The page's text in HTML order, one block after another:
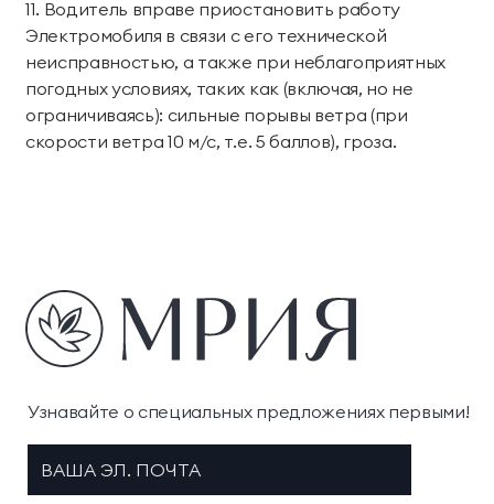
11. Водитель вправе приостановить работу
Электромобиля в связи с его технической
неисправностью, а также при неблагоприятных
погодных условиях, таких как (включая, но не
ограничиваясь): сильные порывы ветра (при
скорости ветра 10 м/с, т.е. 5 баллов), гроза.
Узнавайте о специальных предложениях первыми!